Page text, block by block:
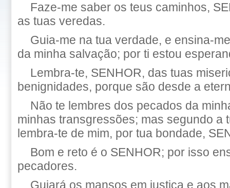
Faze-me saber os teus caminhos,
as tuas veredas.
Guia-me na tua verdade, e ensina-
da minha salvação; por ti estou
Lembra-te, SENHOR, das tuas
benignidades, porque são desde a
Não te lembres dos pecados da
minhas transgressões; mas segundo a
lembra-te de mim, por tua bondade,
Bom e reto é o SENHOR; por isso
pecadores.
Guiará os mansos em justiça e aos